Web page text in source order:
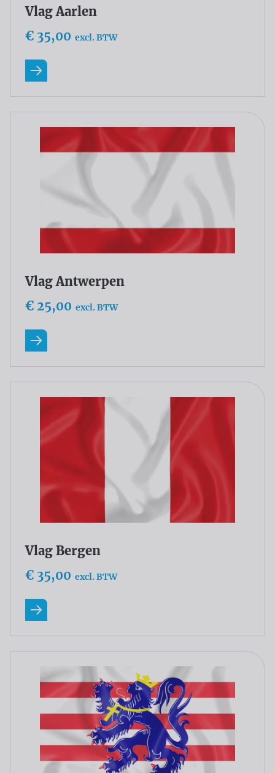
Vlag Aarlen
€ 35,00 excl. BTW
Lees meer
Vlag Antwerpen
€ 25,00 excl. BTW
Lees meer
Vlag Bergen
€ 35,00 excl. BTW
Lees meer